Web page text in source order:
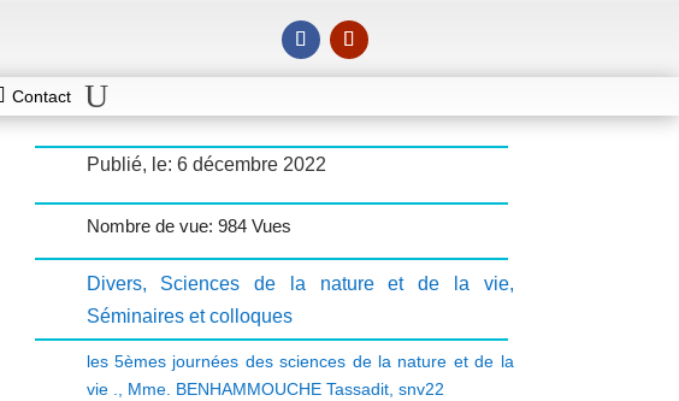
Contact
Publié, le: 6 décembre 2022
Nombre de vue: 984 Vues
Divers, Sciences de la nature et de la vie,
Séminaires et colloques
les 5èmes journées des sciences de la nature et de la
vie ., Mme. BENHAMMOUCHE Tassadit, snv22